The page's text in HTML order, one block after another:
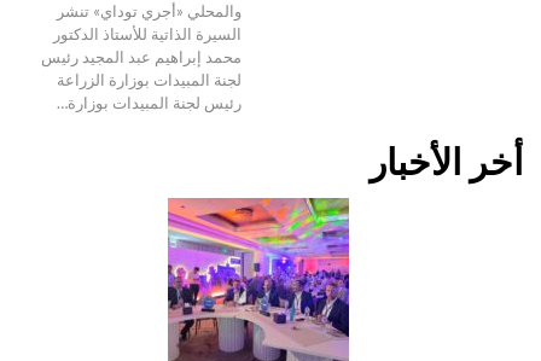
والمحلي «أجري توداي» تنشر
السيرة الذاتية للأستاذ الدكتور
محمد إبراهيم عبد المجيد رئيس
لجنة المبيدات بوزارة الزراعة
رئيس لجنة المبيدات بوزارة…
أخر الأخبار